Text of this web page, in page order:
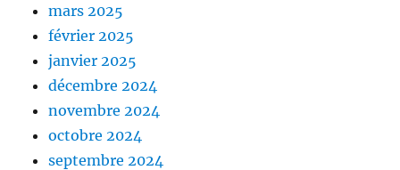
mars 2025
février 2025
janvier 2025
décembre 2024
novembre 2024
octobre 2024
septembre 2024